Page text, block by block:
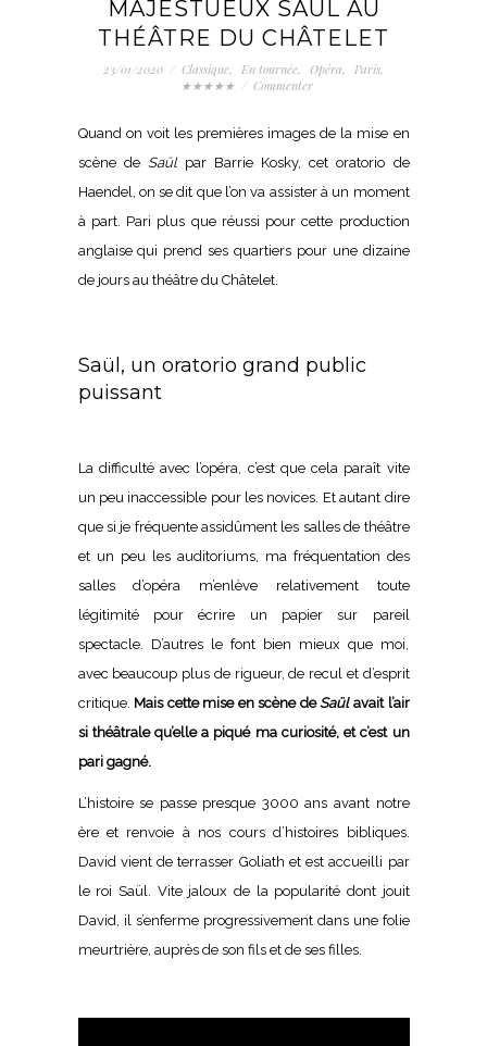
MAJESTUEUX SAÜL AU
THÉÂTRE DU CHÂTELET
23/01/2020 / Classique, En tournée, Opéra, Paris,
★★★★★ / Commenter
Quand on voit les premières images de la mise en
scène de Saülpar Barrie Kosky, cetoratorio de
Haendel, on se dit que l’on va assister à un moment
à part. Pari plus que réussi pour cette production
anglaise qui prend ses quartiers pour une dizaine
de jours au théâtre du Châtelet.
Saül, un oratorio grand public
puissant
La difficulté avec l’opéra, c’est que cela paraît vite
un peu inaccessible pour les novices. Et autant dire
que si je fréquente assidûment les salles de théâtre
et un peu les auditoriums, ma fréquentation des
salles d’opéra m’enlève relativement toute
légitimité pour écrire un papier sur pareil
spectacle. D’autres le font bien mieux que moi,
avec beaucoup plus de rigueur, de recul et d’esprit
critique. Mais cette mise en scène deSaülavait l’air
si théâtrale qu’elle a piqué ma curiosité, et c’est un
pari gagné.
L’histoire se passe presque 3000 ans avant notre
ère et renvoie à nos cours d’histoires bibliques.
David vient de terrasser Goliath et est accueilli par
le roi Saül. Vite jaloux de la popularité dont jouit
David, il s’enferme progressivement dans une folie
meurtrière, auprès de son fils et de ses filles.